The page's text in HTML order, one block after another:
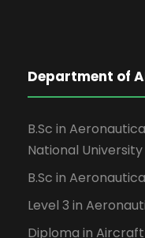
Department of
B.Sc in
National University
B.Sc in
Level 3 in
Diploma in